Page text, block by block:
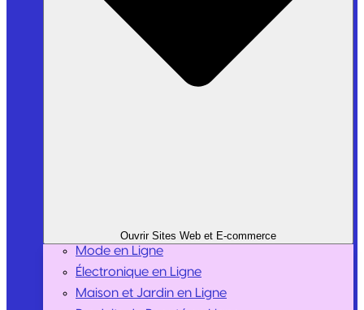
Ouvrir Sites Web et E-commerce
Mode en Ligne
Électronique en Ligne
Maison et Jardin en Ligne